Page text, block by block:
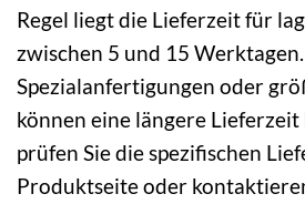
Regel liegt die Lieferzeit für
zwischen 5 und 15 Werktagen.
Spezialanfertigungen oder
können eine längere
prüfen Sie die spezifischen
Produktseite oder